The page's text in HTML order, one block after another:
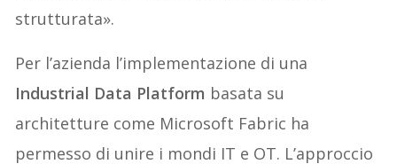
strutturata».
Per l’azienda l’implementazione di una
Industrial Data Platform basata su
architetture come Microsoft Fabric ha
permesso di unire i mondi IT e OT. L’approccio